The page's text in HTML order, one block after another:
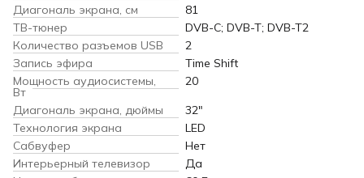
Диагональ экрана, см
81
ТВ-тюнер
DVB-C; DVB-T; DVB-T2
Количество разъемов USB
2
Запись эфира
Time Shift
Мощность аудиосистемы,
Вт
20
Диагональ экрана, дюймы
32″
Технология экрана
LED
Сабвуфер
Нет
Интерьерный телевизор
Да